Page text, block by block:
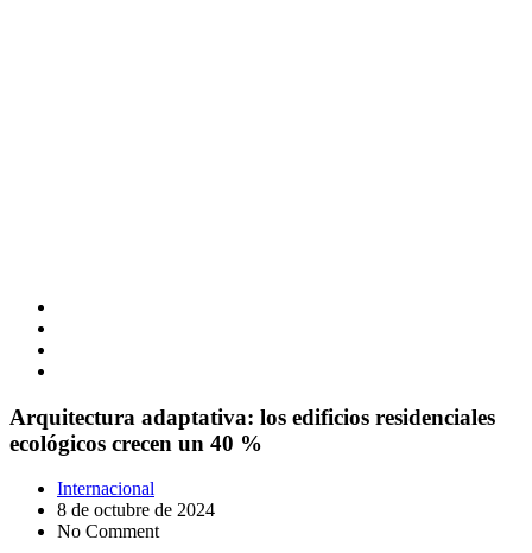
Arquitectura adaptativa: los edificios residenciales
ecológicos crecen un 40 %
Internacional
8 de octubre de 2024
No Comment